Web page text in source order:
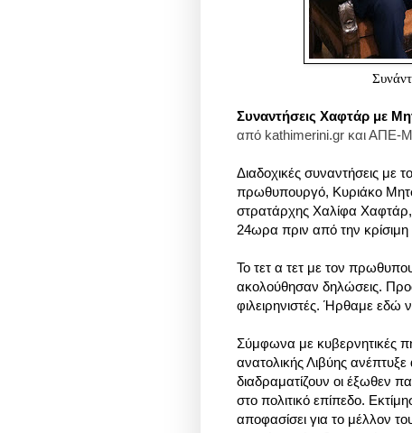
Συναντήσεις Χαφτάρ με
από kathimerini.gr και ΑΠΕ-
Διαδοχικές συναντήσεις με
πρωθυπουργό, Κυριάκο
στρατάρχης Χαλίφα Χαφτάρ,
24ωρα πριν από την κρίσιμη
Το τετ α τετ με τον
ακολούθησαν δηλώσεις.
φιλειρηνιστές. Ήρθαμε εδώ
Σύμφωνα με κυβερνητικές
ανατολικής Λιβύης
διαδραματίζουν οι έξωθεν
στο πολιτικό επίπεδο.
αποφασίσει για το μέλλον